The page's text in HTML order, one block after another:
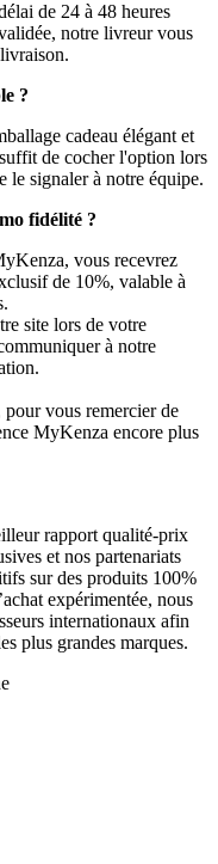
de 24 à 48 heures
notre livreur vous
?
cadeau élégant et
de cocher l'option lors
le signaler à notre équipe.
fidélité ?
vous recevrez
de 10%, valable à
site lors de votre
à notre
vous remercier de
MyKenza encore plus
rapport qualité-prix
et nos partenariats
sur des produits 100%
expérimentée, nous
internationaux afin
plus grandes marques.